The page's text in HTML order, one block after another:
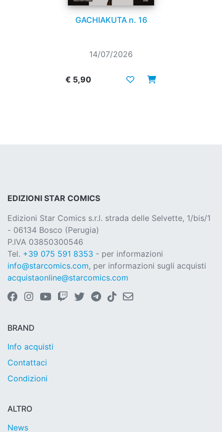
GACHIAKUTA n. 16
14/07/2026
€ 5,90
EDIZIONI STAR COMICS
Edizioni Star Comics s.r.l. strada delle Selvette, 1/bis/1
- 06134 Bosco (Perugia)
P.IVA 03850300546
Tel. +39 075 591 8353 - per informazioni
info@starcomics.com, per informazioni sugli acquisti
acquistaonline@starcomics.com
BRAND
Info acquisti
Contattaci
Condizioni
ALTRO
News